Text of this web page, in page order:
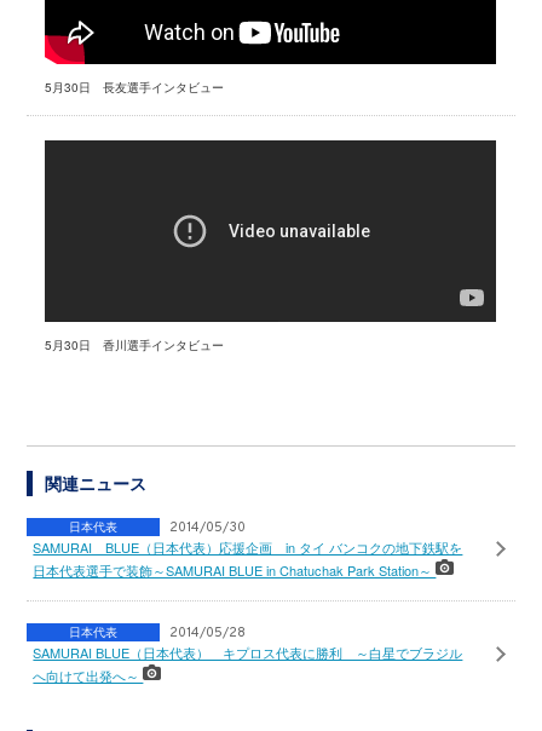
5月30日 長友選手インタビュー
5月30日 香川選手インタビュー
関連ニュース
日本代表 2014/05/30
SAMURAI BLUE（日本代表）応援企画 in タイ バンコクの地下鉄駅を
日本代表選手で装飾～SAMURAI BLUE in Chatuchak Park Station～
日本代表 2014/05/28
SAMURAI BLUE（日本代表） キプロス代表に勝利 ～白星でブラジル
へ向けて出発へ～